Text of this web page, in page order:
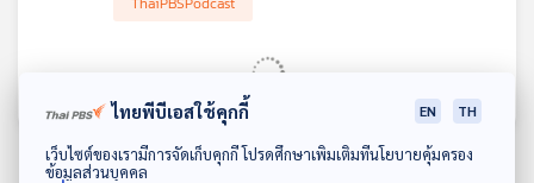
ดาวน์โหลด Thai PBS Podcast Application
ผู้ยากไร้ และปัญหาความเหลื่อมล้ำทางด้านการศึกษา
ศ. ดร.สมพงษ์ จิตระดับ กรรมการบริหารกองทุนเพื่อความ
EP. 15: Afterwork J-POP
31 ก.ค. 69
รายการ : Thai PBS Podcast Music Playlist
"ปิดคอม เก็บกระเป๋า แล้วถอดปลั๊กเรื่องงานเอาไว้ตรงนั้น ถึงเวลาคืน
เวลาส่วนตัวให้ตัวเองกับเพลย์ลิสต์ 'เลิกงานแล้วฟังเพลงกัน' รวม
ไทยพีบีเอสใช้คุกกี้ EN TH
เว็บไซต์ของเรามีการจัดเก็บคุกกี้ โปรดศึกษาเพิ่มเติมที่นโยบายคุ้มครอง
ข้อมูลส่วนบุคคล